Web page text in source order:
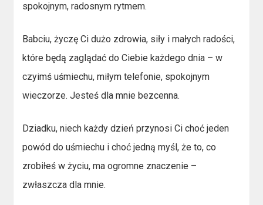
spokojnym, radosnym rytmem.
Babciu, życzę Ci dużo zdrowia, siły i małych radości,
które będą zaglądać do Ciebie każdego dnia – w
czyimś uśmiechu, miłym telefonie, spokojnym
wieczorze. Jesteś dla mnie bezcenna.
Dziadku, niech każdy dzień przynosi Ci choć jeden
powód do uśmiechu i choć jedną myśl, że to, co
zrobiłeś w życiu, ma ogromne znaczenie –
zwłaszcza dla mnie.